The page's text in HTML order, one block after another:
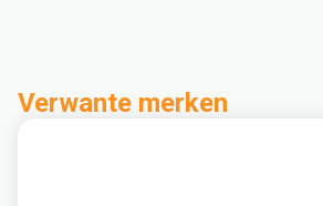
Verwante merken